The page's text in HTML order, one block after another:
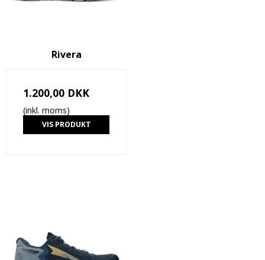
Rivera
1.200,00 DKK
(inkl. moms)
VIS PRODUKT